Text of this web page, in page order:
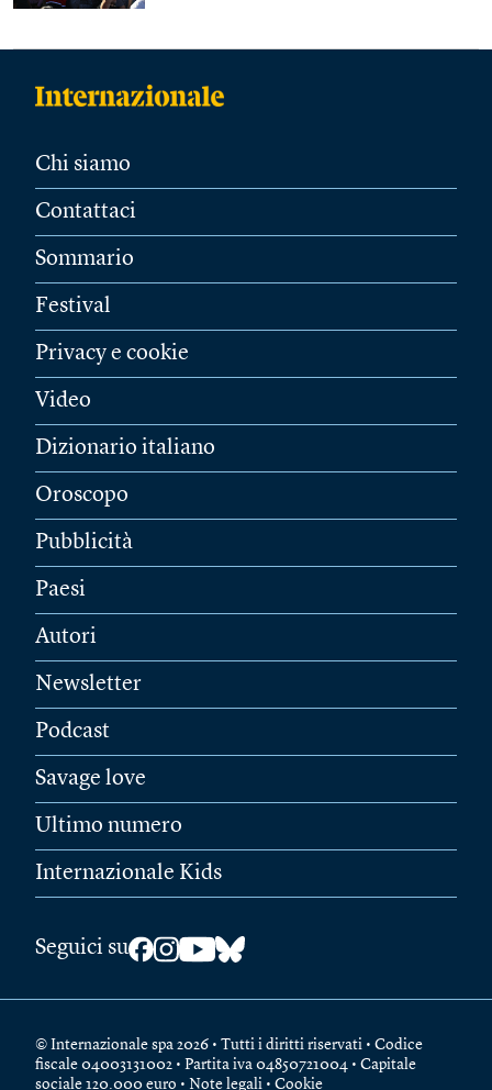
Chi siamo
Contattaci
Sommario
Festival
Privacy e cookie
Video
Dizionario italiano
Oroscopo
Pubblicità
Paesi
Autori
Newsletter
Podcast
Savage love
Ultimo numero
Internazionale Kids
Seguici su
© Internazionale spa 2026 • Tutti i diritti riservati • Codice
fiscale 04003131002 • Partita iva 04850721004 • Capitale
sociale 120.000 euro • Note legali • Cookie